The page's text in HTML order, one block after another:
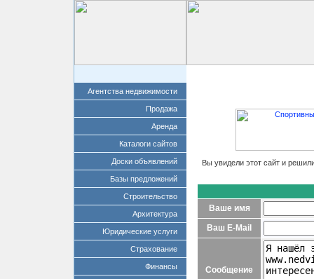
Агентства недвижимости
Продажа
Аренда
Каталоги сайтов
Доски объявлений
Базы предложений
Строительство
Архитектура
Юридические услуги
Страхование
Финансы
Вы увидели этот сайт и
Ваше имя
Ваш E-Mail
Сообщение